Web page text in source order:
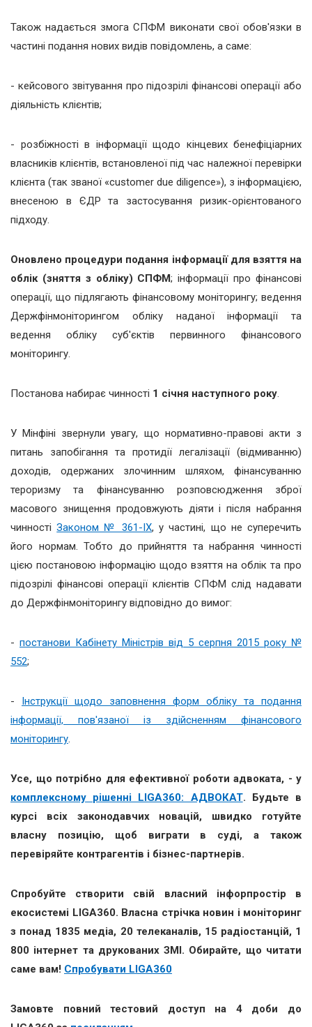
Також надається змога СПФМ виконати свої обов'язки в
частині подання нових видів повідомлень, а саме:
- кейсового звітування про підозрілі фінансові операції або
діяльність клієнтів;
- розбіжності в інформації щодо кінцевих бенефіціарних
власників клієнтів, встановленої під час належної перевірки
клієнта (так званої «customer due diligence»), з інформацією,
внесеною в ЄДР та застосування ризик-орієнтованого
підходу.
Оновлено процедури подання інформації для взяття на
облік (зняття з обліку) СПФМ; інформації про фінансові
операції, що підлягають фінансовому моніторингу; ведення
Держфінмоніторингом обліку наданої інформації та
ведення обліку суб'єктів первинного фінансового
моніторингу.
Постанова набирає чинності 1 січня наступного року.
У Мінфіні звернули увагу, що нормативно-правові акти з
питань запобігання та протидії легалізації (відмиванню)
доходів, одержаних злочинним шляхом, фінансуванню
тероризму та фінансуванню розповсюдження зброї
масового знищення продовжують діяти і після набрання
чинностіЗаконом № 361-IX, у частині, що не суперечить
його нормам. Тобто до прийняття та набрання чинності
цією постановою інформацію щодо взяття на облік та про
підозрілі фінансові операції клієнтів СПФМ слід надавати
до Держфінмоніторингу відповідно до вимог:
- постанови Кабінету Міністрів від 5 серпня 2015 року №
552;
- Інструкції щодо заповнення форм обліку та подання
інформації, пов'язаної із здійсненням фінансового
моніторингу.
Усе, що потрібно для ефективної роботи адвоката, - у
комплексному рішенні LIGA360: АДВОКАТ. Будьте в
курсі всіх законодавчих новацій, швидко готуйте
власну позицію, щоб виграти в суді, а також
перевіряйте контрагентів і бізнес-партнерів.
Спробуйте створити свій власний інфорпростір в
екосистемі LIGA360. Власна стрічка новин і моніторинг
з понад 1835 медіа, 20 телеканалів, 15 радіостанцій, 1
800 інтернет та друкованих ЗМІ. Обирайте, що читати
саме вам! Спробувати LIGA360
Замовте повний тестовий доступ на 4 доби до